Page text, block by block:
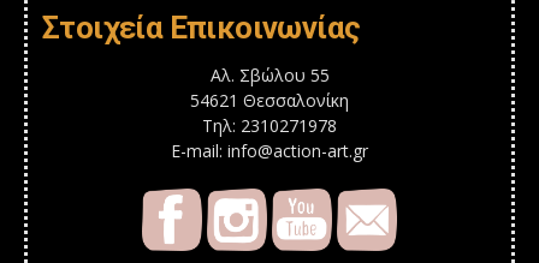
Στοιχεία Επικοινωνίας
Αλ. Σβώλου 55
54621 Θεσσαλονίκη
Τηλ: 2310271978
E-mail: info@action-art.gr